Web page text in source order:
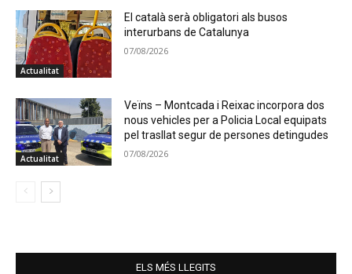
Actualitat
El català serà obligatori als busos
interurbans de Catalunya
07/08/2026
Actualitat
Veïns – Montcada i Reixac incorpora dos
nous vehicles per a Policia Local equipats
pel trasllat segur de persones detingudes
07/08/2026
ELS MÉS LLEGITS